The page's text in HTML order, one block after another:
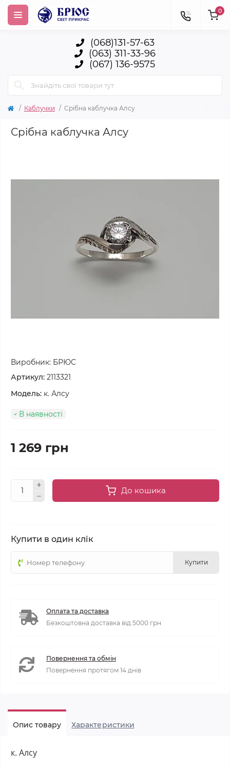
(068)131-57-63
(063) 311-33-96
(067) 136-9575
0
Каблучки Срібна каблучка Алсу
Срібна каблучка Алсу
Виробник: БРЮС
Артикул: 2113321
Модель: к. Алсу
В наявності
1 269 грн
До кошика
Купити в один клік
Купити
Оплата та доставка
Безкоштовна доставка від 5000 грн
Повернення та обмін
Повернення протягом 14 днів
Опис товару Характеристики
к. Алсу